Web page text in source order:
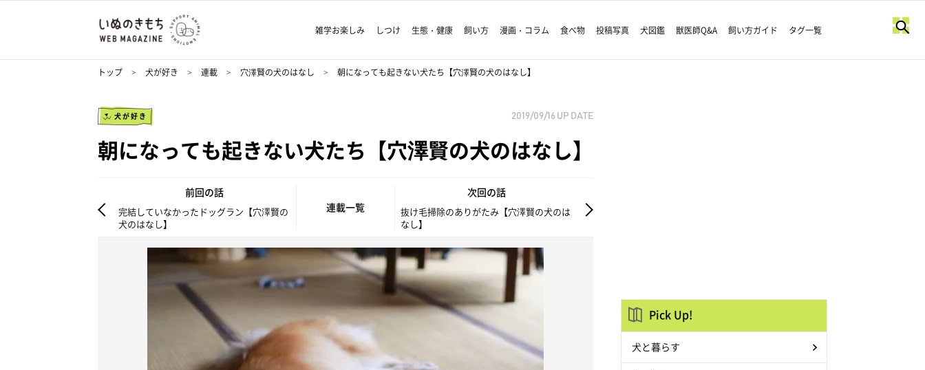
雑学お楽しみ しつけ 生態・健康 飼い方 漫画・コラム 食べ物 投稿写真 犬図鑑 獣医師Q&A 飼い方ガイド タグ一覧
トップ 犬が好き 連載 穴澤賢の犬のはなし 朝になっても起きない犬たち【穴澤賢の犬のはなし】
犬が好き 2019/09/16 UP DATE
朝になっても起きない犬たち【穴澤賢の犬のはなし】
前回の話
完結していなかったドッグラン【穴澤賢の
犬のはなし】
連載一覧
次回の話
抜け毛掃除のありがたみ【穴澤賢の犬のは
なし】
Pick Up!
犬と暮らす